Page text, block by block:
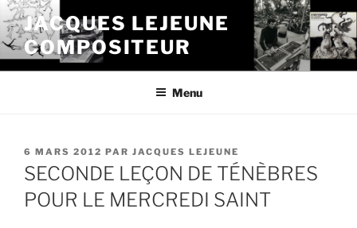
Aller
au
contenu
JACQUES LEJEUNE
COMPOSITEUR
Menu
PUBLIÉ
LE
6 MARS 2012 PAR JACQUES LEJEUNE
SECONDE LEÇON DE TÉNÈBRES
POUR LE MERCREDI SAINT